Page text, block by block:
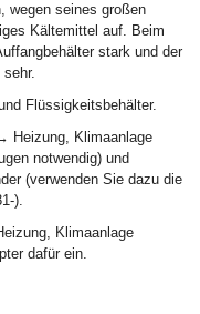
wegen seines großen
Kältemittel auf. Beim
stark und der
Flüssigkeitsbehälter.
Heizung, Klimaanlage
notwendig) und
(verwenden Sie dazu die
).
Klimaanlage
dafür ein.